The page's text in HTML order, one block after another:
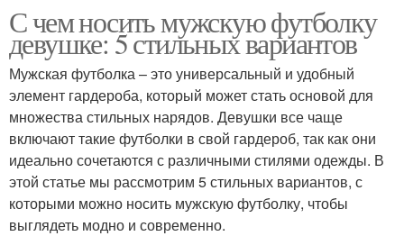
С чем носить мужскую футболку
девушке: 5 стильных вариантов
Мужская футболка – это универсальный и удобный
элемент гардероба, который может стать основой для
множества стильных нарядов. Девушки все чаще
включают такие футболки в свой гардероб, так как они
идеально сочетаются с различными стилями одежды. В
этой статье мы рассмотрим 5 стильных вариантов, с
которыми можно носить мужскую футболку, чтобы
выглядеть модно и современно.